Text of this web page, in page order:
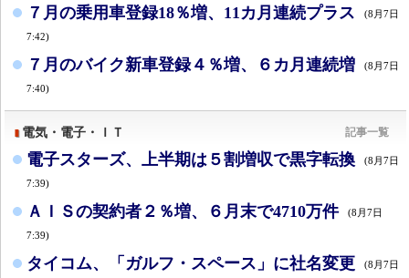
７月の乗用車登録18％増、11カ月連続プラス (8月7日
7:42)
７月のバイク新車登録４％増、６カ月連続増 (8月7日
7:40)
電気・電子・ＩＴ 記事一覧
電子スターズ、上半期は５割増収で黒字転換 (8月7日
7:39)
ＡＩＳの契約者２％増、６月末で4710万件 (8月7日
7:39)
タイコム、「ガルフ・スペース」に社名変更 (8月7日